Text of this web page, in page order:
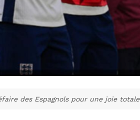
des Espagnols pour une joie totale